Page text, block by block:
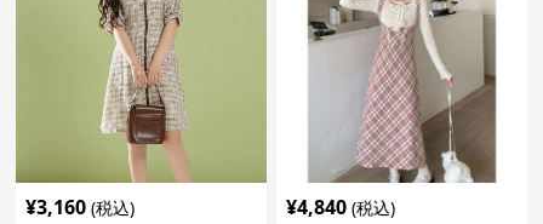
¥3,160 (税込) ¥4,840 (税込)